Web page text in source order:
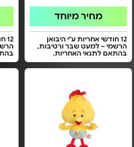
מחיר מיוחד
12 חודשי אחריות ע"י היבואן
הרשמי – למעט שבר ורטיבות,
בהתאם לתנאי האחריות.